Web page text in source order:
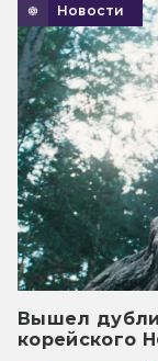
Новости
Вышел
корейского